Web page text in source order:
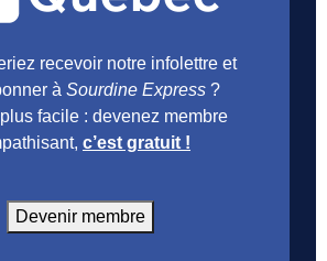
recevoir notre infolettre et
à Sourdine Express ?
facile : devenez membre
c’est gratuit !
Devenir membre